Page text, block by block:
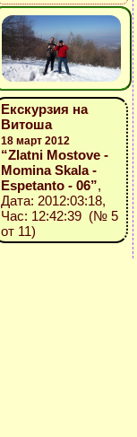
Екскурзия на
Витоша
18 март 2012
“Zlatni Mostove -
Momina Skala -
Espetanto - 06”,
Дата: 2012:03:18,
Час: 12:42:39 (№ 5
от 11)